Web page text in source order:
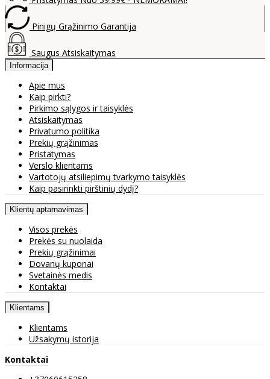
Pinigų Grąžinimo Garantija
Saugus Atsiskaitymas
Informacija
Apie mus
Kaip pirkti?
Pirkimo sąlygos ir taisyklės
Atsiskaitymas
Privatumo politika
Prekių grąžinimas
Pristatymas
Verslo klientams
Vartotojų atsiliepimų tvarkymo taisyklės
Kaip pasirinkti pirštinių dydį?
Klientų aptarnavimas
Visos prekės
Prekės su nuolaida
Prekių grąžinimai
Dovanų kuponai
Svetainės medis
Kontaktai
Klientams
Klientams
Užsakymų istorija
Kontaktai